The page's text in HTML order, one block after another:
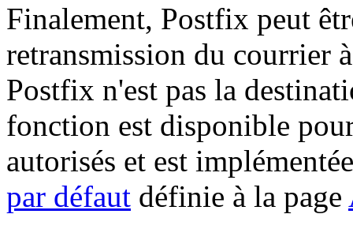
Finalement, Postfix peut
retransmission du courrier
Postfix n'est pas la
fonction est disponible
autorisés et est
par défaut définie à la page